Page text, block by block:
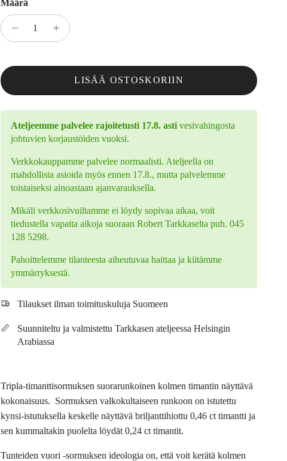
Määrä
LISÄÄ OSTOSKORIIN
Ateljeemme palvelee rajoitetusti 17.8. astivesivahingosta
johtuvien korjaustöiden vuoksi.
Verkkokauppamme palvelee normaalisti. Ateljeella on
mahdollista asioida myös ennen 17.8., mutta palvelemme
toistaiseksi ainoastaan ajanvarauksella.
Mikäli verkkosivuiltamme ei löydy sopivaa aikaa, voit
tiedustella vapaita aikoja suoraan Robert Tarkkaselta puh. 045
128 5298.
Pahoittelemme tilanteesta aiheutuvaa haittaa ja kiitämme
ymmärryksestä.
Tilaukset ilman toimituskuluja Suomeen
Suunniteltu ja valmistettu Tarkkasen ateljeessa Helsingin
Arabiassa
Tripla-timanttisormuksen suorarunkoinen kolmen timantin näyttävä
kokonaisuus. Sormuksen valkokultaiseen runkoon on istutettu
kynsi-istutuksella keskelle näyttävä briljanttihiottu 0,46 ct timantti ja
sen kummaltakin puolelta löydät 0,24 ct timantit.
Tunteiden vuori -sormuksen ideologia on, että voit kerätä kolmen